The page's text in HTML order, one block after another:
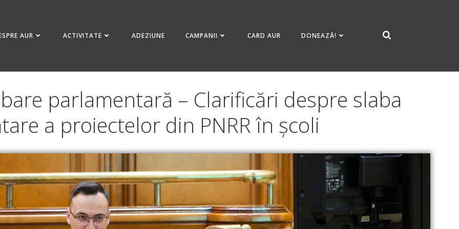
AUR ACTIVITATE ADEZIUNE CAMPANII CARD AUR DONEAZĂ!
parlamentară – Clarificări despre slaba
a proiectelor din PNRR în școli